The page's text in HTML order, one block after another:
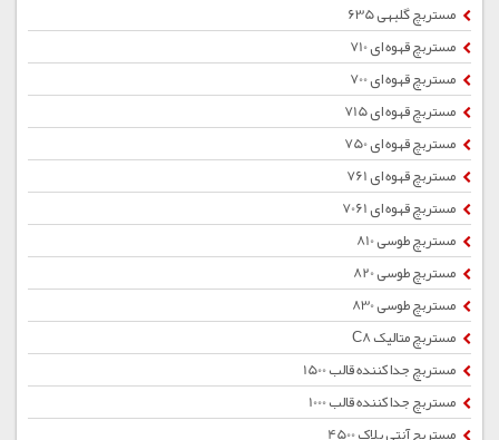
مستربچ گلبهی 635
مستربچ قهوه ای 710
مستربچ قهوه ای 700
مستربچ قهوه ای 715
مستربچ قهوه ای 750
مستربچ قهوه ای 761
مستربچ قهوه ای 7061
مستربچ طوسی 810
مستربچ طوسی 820
مستربچ طوسی 830
مستربچ متالیک C8
مستربچ جداکننده قالب 1500
مستربچ جداکننده قالب 1000